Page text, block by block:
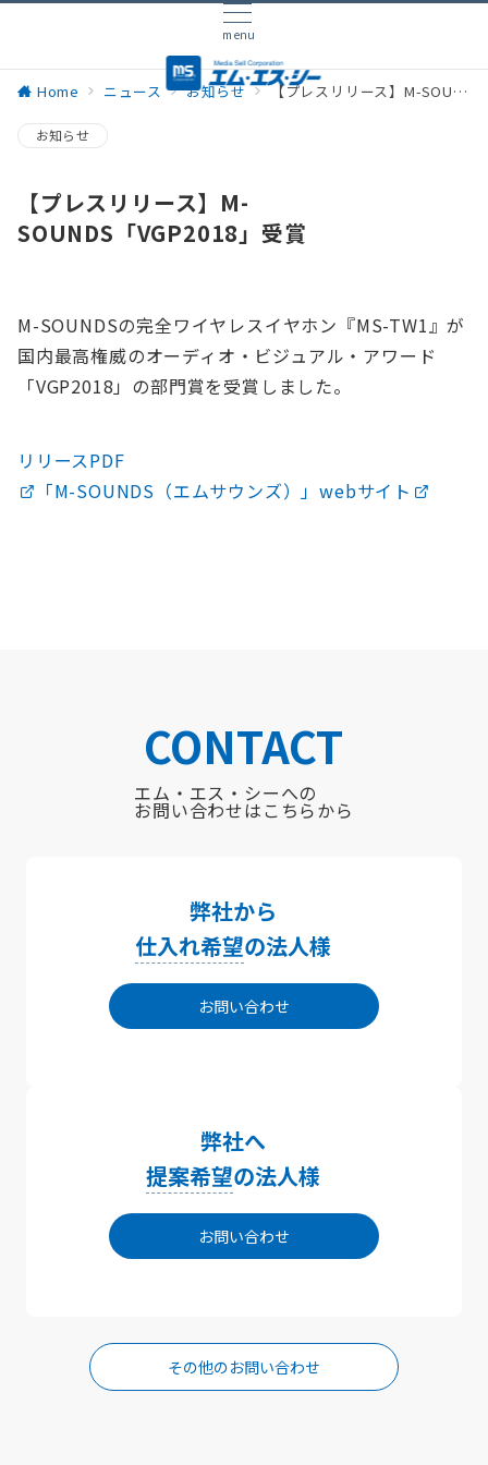
menu
Home ニュース お知らせ 【プレスリリース】M-SOUNDS「VGP2018」受賞
お知らせ
【プレスリリース】M-
SOUNDS「VGP2018」受賞
M-SOUNDSの完全ワイヤレスイヤホン『MS-TW1』が
国内最高権威のオーディオ・ビジュアル・アワード
「VGP2018」の部門賞を受賞しました。
リリースPDF
「M-SOUNDS（エムサウンズ）」webサイト
CONTACT
エム・エス・シーへの
お問い合わせはこちらから
弊社から
仕入れ希望の法人様
お問い合わせ
弊社へ
提案希望の法人様
お問い合わせ
その他のお問い合わせ